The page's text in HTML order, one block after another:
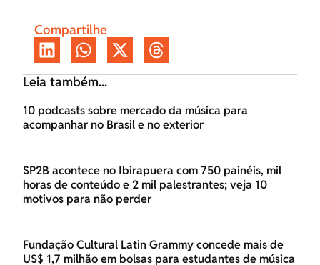
Compartilhe
Leia também...
10 podcasts sobre mercado da música para
acompanhar no Brasil e no exterior
SP2B acontece no Ibirapuera com 750 painéis, mil
horas de conteúdo e 2 mil palestrantes; veja 10
motivos para não perder
Fundação Cultural Latin Grammy concede mais de
US$ 1,7 milhão em bolsas para estudantes de música